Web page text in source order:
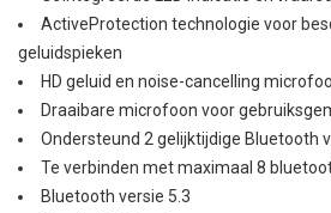
ActiveProtection technologie voor
geluidspieken
HD geluid en noise-cancelling
Draaibare microfoon voor
Ondersteund 2 gelijktijdige Bluetooth
Te verbinden met maximaal 8
Bluetooth versie 5.3